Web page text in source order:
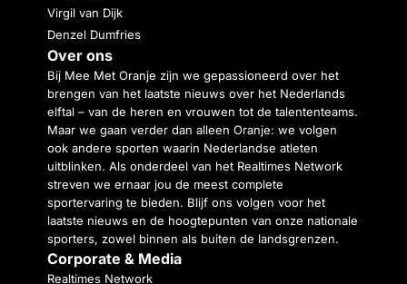
Virgil van Dijk
Denzel Dumfries
Over ons
Bij Mee Met Oranje zijn we gepassioneerd over het
brengen van het laatste nieuws over het Nederlands
elftal – van de heren en vrouwen tot de talententeams.
Maar we gaan verder dan alleen Oranje: we volgen
ook andere sporten waarin Nederlandse atleten
uitblinken. Als onderdeel van het Realtimes Network
streven we ernaar jou de meest complete
sportervaring te bieden. Blijf ons volgen voor het
laatste nieuws en de hoogtepunten van onze nationale
sporters, zowel binnen als buiten de landsgrenzen.
Corporate & Media
Realtimes Network